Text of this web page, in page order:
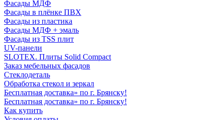
Фасады МДФ
Фасады в плёнке ПВХ
Фасады из пластика
Фасады МДФ + эмаль
Фасады из TSS плит
UV-панели
SLOTEX. Плиты Solid Compact
Заказ мебельных фасадов
Стеклодеталь
Обработка стекол и зеркал
Бесплатная доставка» по г. Брянску!
Бесплатная доставка» по г. Брянску!
Как купить